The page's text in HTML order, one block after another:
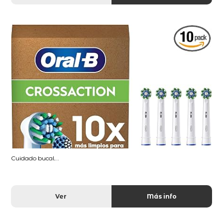
Cuidado bucal...
Ver Más info